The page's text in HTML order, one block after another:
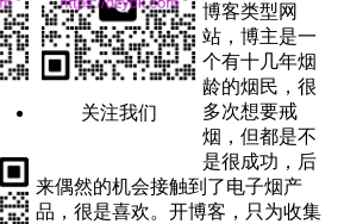
关注我们
博客类型网
站，博主是一
个有十几年烟
龄的烟民，很
多次想要戒
烟，但都是不
是很成功，后
来偶然的机会接触到了电子烟产
品，很是喜欢。开博客，只为收集